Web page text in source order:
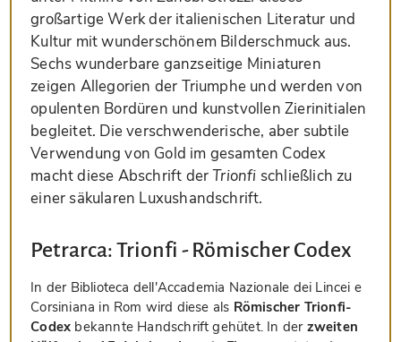
großartige Werk der italienischen Literatur und
Kultur mit wunderschönem Bilderschmuck aus.
Sechs wunderbare ganzseitige Miniaturen
zeigen Allegorien der Triumphe und werden von
opulenten Bordüren und kunstvollen Zierinitialen
begleitet. Die verschwenderische, aber subtile
Verwendung von Gold im gesamten Codex
macht diese Abschrift derTrionfi schließlich zu
einer säkularen Luxushandschrift.
Petrarca: Trionfi - Römischer Codex
In der Biblioteca dell'Accademia Nazionale dei Lincei e
Corsiniana in Rom wird diese als Römischer Trionfi-
Codex bekannte Handschrift gehütet. In der zweiten